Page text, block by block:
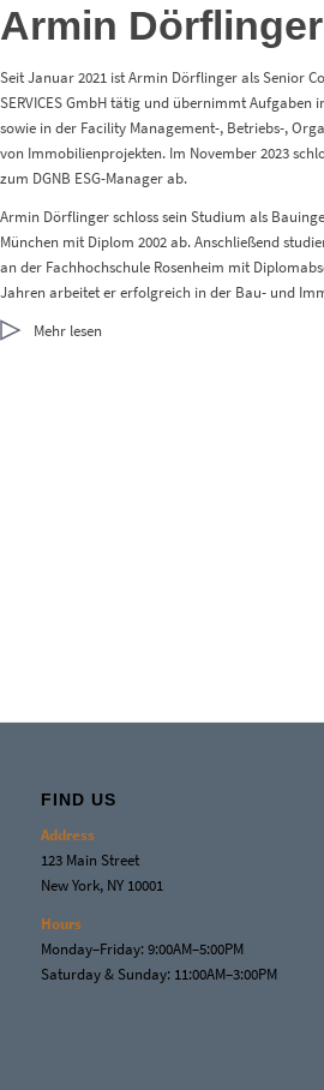
Armin Dörflinger
Seit Januar 2021 ist Armin Dörflinger als Senior
SERVICES GmbH tätig und übernimmt
sowie in der Facility Management-, Betriebs-,
von Immobilienprojekten. Im November 2023
zum DGNB ESG-Manager ab.
Armin Dörflinger schloss sein Studium als
München mit Diplom 2002 ab. Anschließend
an der Fachhochschule Rosenheim mit
Jahren arbeitet er erfolgreich in der Bau- und
Mehr lesen
FIND US
Address
123 Main Street
New York, NY 10001
Hours
Monday–Friday: 9:00AM–5:00PM
Saturday & Sunday: 11:00AM–3:00PM